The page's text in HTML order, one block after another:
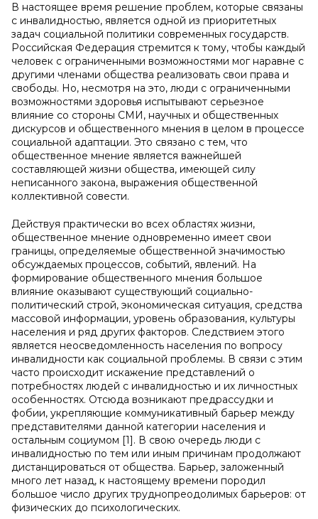
В настоящее время решение проблем, которые связаны
с инвалидностью, является одной из приоритетных
задач социальной политики современных государств.
Российская Федерация стремится к тому, чтобы каждый
человек с ограниченными возможностями мог наравне с
другими членами общества реализовать свои права и
свободы. Но, несмотря на это, люди с ограниченными
возможностями здоровья испытывают серьезное
влияние со стороны СМИ, научных и общественных
дискурсов и общественного мнения в целом в процессе
социальной адаптации. Это связано с тем, что
общественное мнение является важнейшей
составляющей жизни общества, имеющей силу
неписанного закона, выражения общественной
коллективной совести.
Действуя практически во всех областях жизни,
общественное мнение одновременно имеет свои
границы, определяемые общественной значимостью
обсуждаемых процессов, событий, явлений. На
формирование общественного мнения большое
влияние оказывают существующий социально-
политический строй, экономическая ситуация, средства
массовой информации, уровень образования, культуры
населения и ряд других факторов. Следствием этого
является неосведомленность населения по вопросу
инвалидности как социальной проблемы. В связи с этим
часто происходит искажение представлений о
потребностях людей с инвалидностью и их личностных
особенностях. Отсюда возникают предрассудки и
фобии, укрепляющие коммуникативный барьер между
представителями данной категории населения и
остальным социумом [1]. В свою очередь люди с
инвалидностью по тем или иным причинам продолжают
дистанцироваться от общества. Барьер, заложенный
много лет назад, к настоящему времени породил
большое число других труднопреодолимых барьеров: от
физических до психологических.